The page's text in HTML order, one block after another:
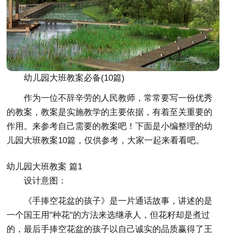
幼儿园大班教案必备(10篇)
作为一位不辞辛劳的人民教师，常常要写一份优秀
的教案，教案是实施教学的主要依据，有着至关重要的
作用。来参考自己需要的教案吧！下面是小编整理的幼
儿园大班教案10篇，仅供参考，大家一起来看看吧。
幼儿园大班教案 篇1
设计意图：
《手捧空花盆的孩子》是一片通话故事，讲述的是
一个国王用"种花"的方法来选继承人，但花籽却是煮过
的，最后手捧空花盆的孩子以自己诚实的品质赢得了王